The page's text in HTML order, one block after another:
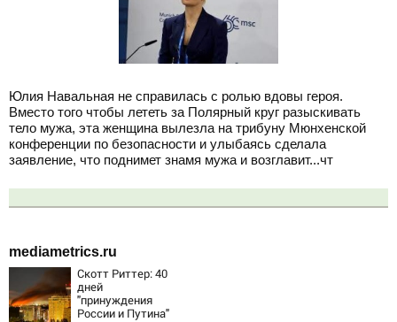
Юлия Навальная не справилась с ролью вдовы героя.
Вместо того чтобы лететь за Полярный круг разыскивать
тело мужа, эта женщина вылезла на трибуну Мюнхенской
конференции по безопасности и улыбаясь сделала
заявление, что поднимет знамя мужа и возглавит...чт
mediametrics.ru
Скотт Риттер: 40
дней
"принуждения
России и Путина"